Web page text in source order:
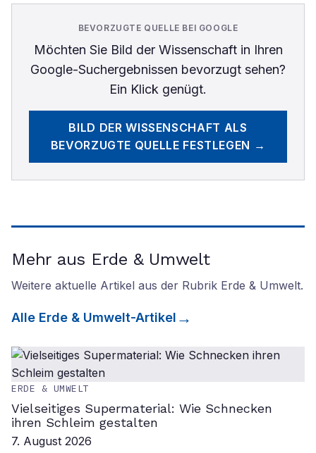
BEVORZUGTE QUELLE BEI GOOGLE
Möchten Sie Bild der Wissenschaftin Ihren
Google-Suchergebnissen bevorzugt sehen?
Ein Klick genügt.
BILD DER WISSENSCHAFT ALS
BEVORZUGTE QUELLE FESTLEGEN →
Mehr aus Erde & Umwelt
Weitere aktuelle Artikel aus der Rubrik Erde & Umwelt.
Alle Erde & Umwelt-Artikel
ERDE & UMWELT
Vielseitiges Supermaterial: Wie Schnecken
ihren Schleim gestalten
7. August 2026